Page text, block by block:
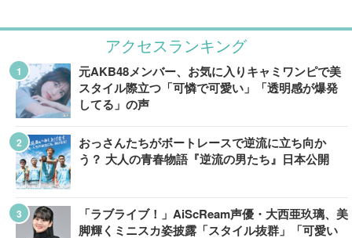
アクセスランキング
元AKB48メンバー、お気に入りキャミワンピで美
スタイル際立つ「可憐で可愛い」「透明感が爆発
してる」の声
おっさんたちがボートレースで逆流に立ち向か
う？ 大人の青春物語『逆流の男たち』日本公開
「ラブライブ！」AiScReam声優・大西亜玖璃、美
脚輝くミニスカ姿披露「スタイル抜群」「可愛い